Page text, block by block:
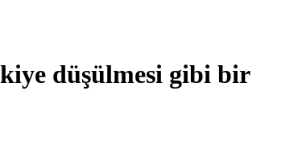
düşülmesi gibi bir